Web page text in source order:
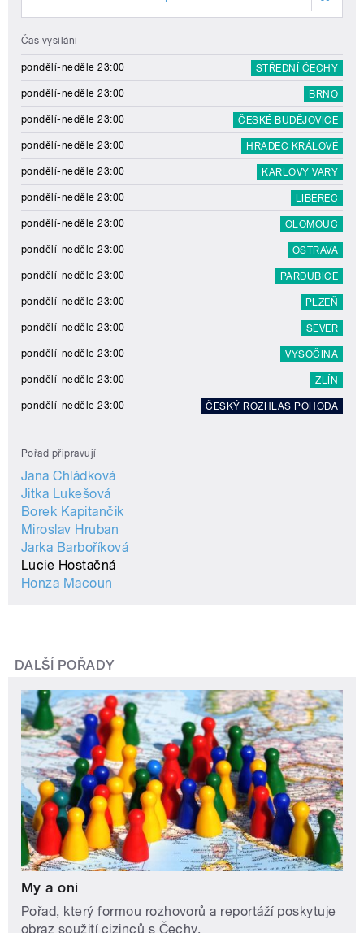
Čas vysílání
pondělí-neděle 23:00 STŘEDNÍ ČECHY
pondělí-neděle 23:00 BRNO
pondělí-neděle 23:00 ČESKÉ BUDĚJOVICE
pondělí-neděle 23:00 HRADEC KRÁLOVÉ
pondělí-neděle 23:00 KARLOVY VARY
pondělí-neděle 23:00 LIBEREC
pondělí-neděle 23:00 OLOMOUC
pondělí-neděle 23:00 OSTRAVA
pondělí-neděle 23:00 PARDUBICE
pondělí-neděle 23:00 PLZEŇ
pondělí-neděle 23:00 SEVER
pondělí-neděle 23:00 VYSOČINA
pondělí-neděle 23:00 ZLÍN
pondělí-neděle 23:00 ČESKÝ ROZHLAS POHODA
Pořad připravují
Jana Chládková
Jitka Lukešová
Borek Kapitančik
Miroslav Hruban
Jarka Barboříková
Lucie Hostačná
Honza Macoun
DALŠÍ POŘADY
My a oni
Pořad, který formou rozhovorů a reportáží poskytuje
obraz soužití cizinců s Čechy.